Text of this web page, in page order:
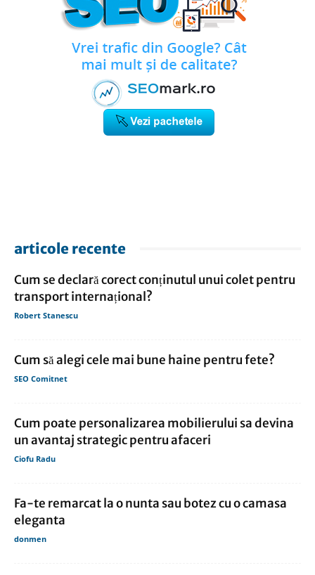
articole recente
Cum se declară corect conținutul unui colet pentru
transport internațional?
Robert Stanescu
Cum să alegi cele mai bune haine pentru fete?
SEO Comitnet
Cum poate personalizarea mobilierului sa devina
un avantaj strategic pentru afaceri
Ciofu Radu
Fa-te remarcat la o nunta sau botez cu o camasa
eleganta
donmen